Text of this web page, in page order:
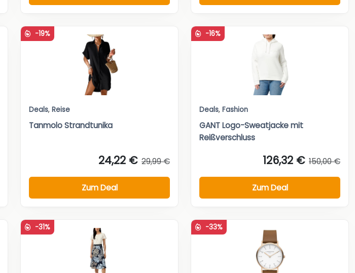
-19%
Deals, Reise
Tanmolo Strandtunika
24,22 € 29,99 €
Zum Deal
-16%
Deals, Fashion
GANT Logo-Sweatjacke mit
Reißverschluss
126,32 € 150,00 €
Zum Deal
-31% -33%